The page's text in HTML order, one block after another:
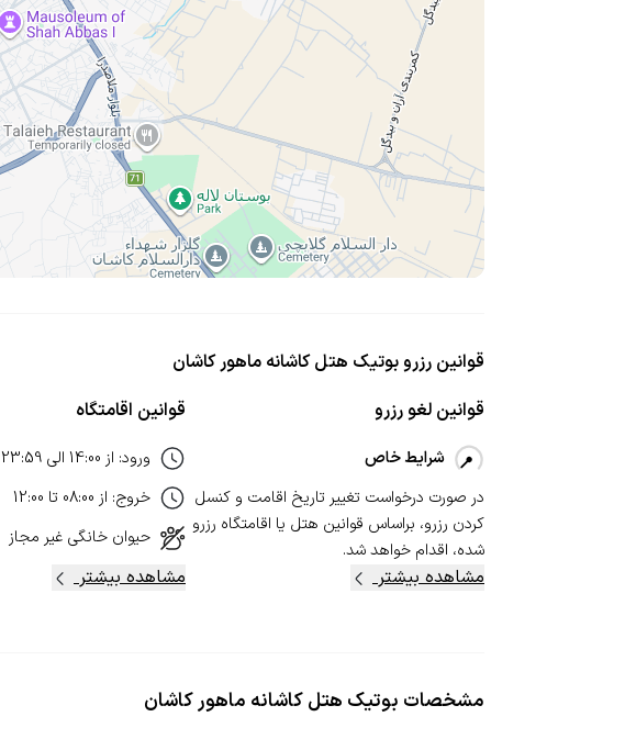
قوانین رزرو بوتیک هتل کاشانه ماهور کاشان
قوانین لغو رزرو
شرایط خاص
در صورت درخواست تغییر تاریخ اقامت و کنسل‌
کردن رزرو، بر‌اساس قوانین هتل یا اقامتگاه رزرو
شده، اقدام خواهد شد.
مشاهده بیشتر
قوانین اقامتگاه
ورود: از 14:00 الی 23:59
خروج: از 08:00 تا 12:00
حیوان خانگی غیر مجاز
مشاهده بیشتر
مشخصات بوتیک هتل کاشانه ماهور کاشان